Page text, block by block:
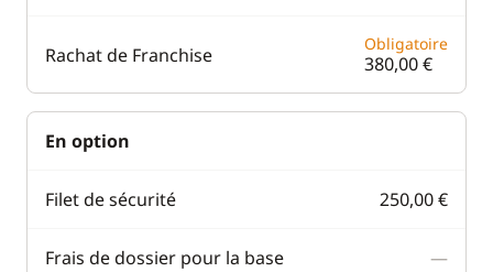
Rachat de Franchise Obligatoire
380,00 €
En option
Filet de sécurité 250,00 €
Frais de dossier pour la base —